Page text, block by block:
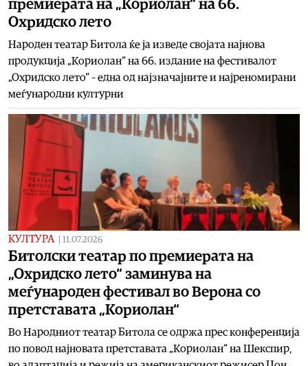
премиерата на „Кориолан“ на 66.
Охридско лето
Народен театар Битола ќе ја изведе својата најнова
продукција „Кориолан“ на 66. издание на фестивалот
„Охридско лето“ – една од најзначајните и најреномирани
меѓународни културни
КУЛТУРА 11.07.2026
Битолски театар по премиерата на
„Охридско лето“ заминува на
меѓународен фестивал во Верона со
претставата „Кориолан“
Во Народниот театар Битола се одржа прес конференција
по повод најновата претставата „Кориолан“ на Шекспир,